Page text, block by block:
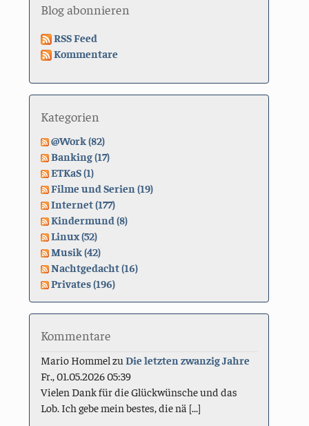
Blog abonnieren
RSS Feed
Kommentare
Kategorien
@Work (82)
Banking (17)
ETKaS (1)
Filme und Serien (19)
Internet (177)
Kindermund (8)
Linux (52)
Musik (42)
Nachtgedacht (16)
Privates (196)
Kommentare
Mario Hommel zuDie letzten zwanzig Jahre
Fr., 01.05.2026 05:39
Vielen Dank für die Glückwünsche und das
Lob. Ich gebe mein bestes, die nä [...]